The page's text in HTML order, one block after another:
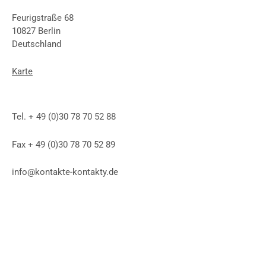
Feurigstraße 68
10827 Berlin
Deutschland
Karte
Tel. + 49 (0)30 78 70 52 88
Fax + 49 (0)30 78 70 52 89
info@kontakte-kontakty.de